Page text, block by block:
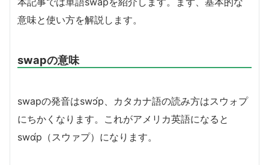
意味と使い方を解説します。
swapの意味
swapの発音はswɔ́p、カタカナ語の読み方はスウォプ
にちかくなります。これがアメリカ英語になると
swɑ́p（スウァプ）になります。